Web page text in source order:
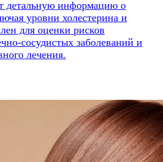
детальную информацию о
уровни холестерина и
для оценки рисков
сосудистых заболеваний и
лечения.